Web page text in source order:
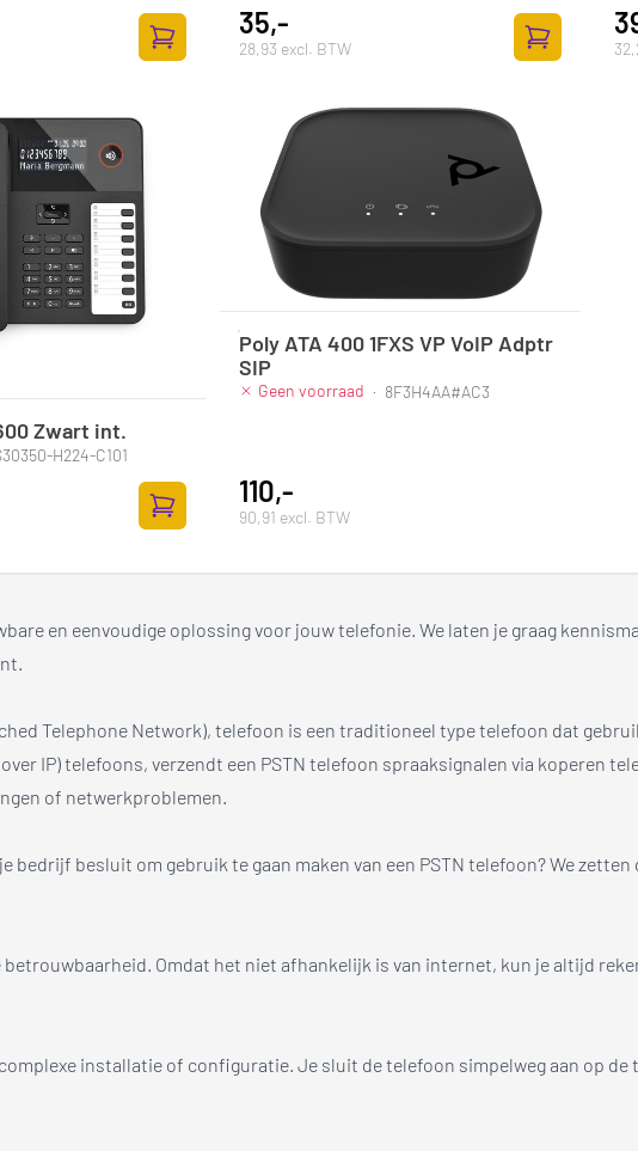
Toevoegen aan winkelwagen
35,-
28,93 excl. BTW
Toevoegen
Zwart int.
H224-C101
Toevoegen aan winkelwagen
Poly ATA 400 1FXS VP VoIP Adptr
SIP
Geen voorraad · 8F3H4AA#AC3
110,-
90,91 excl. BTW
en eenvoudige oplossing voor jouw telefonie. We laten je graag
Telephone Network), telefoon is een traditioneel type telefoon dat
IP) telefoons, verzendt een PSTN telefoon spraaksignalen via koperen
of netwerkproblemen.
bedrijf besluit om gebruik te gaan maken van een PSTN telefoon? We
Omdat het niet afhankelijk is van internet, kun je altijd
installatie of configuratie. Je sluit de telefoon simpelweg aan op